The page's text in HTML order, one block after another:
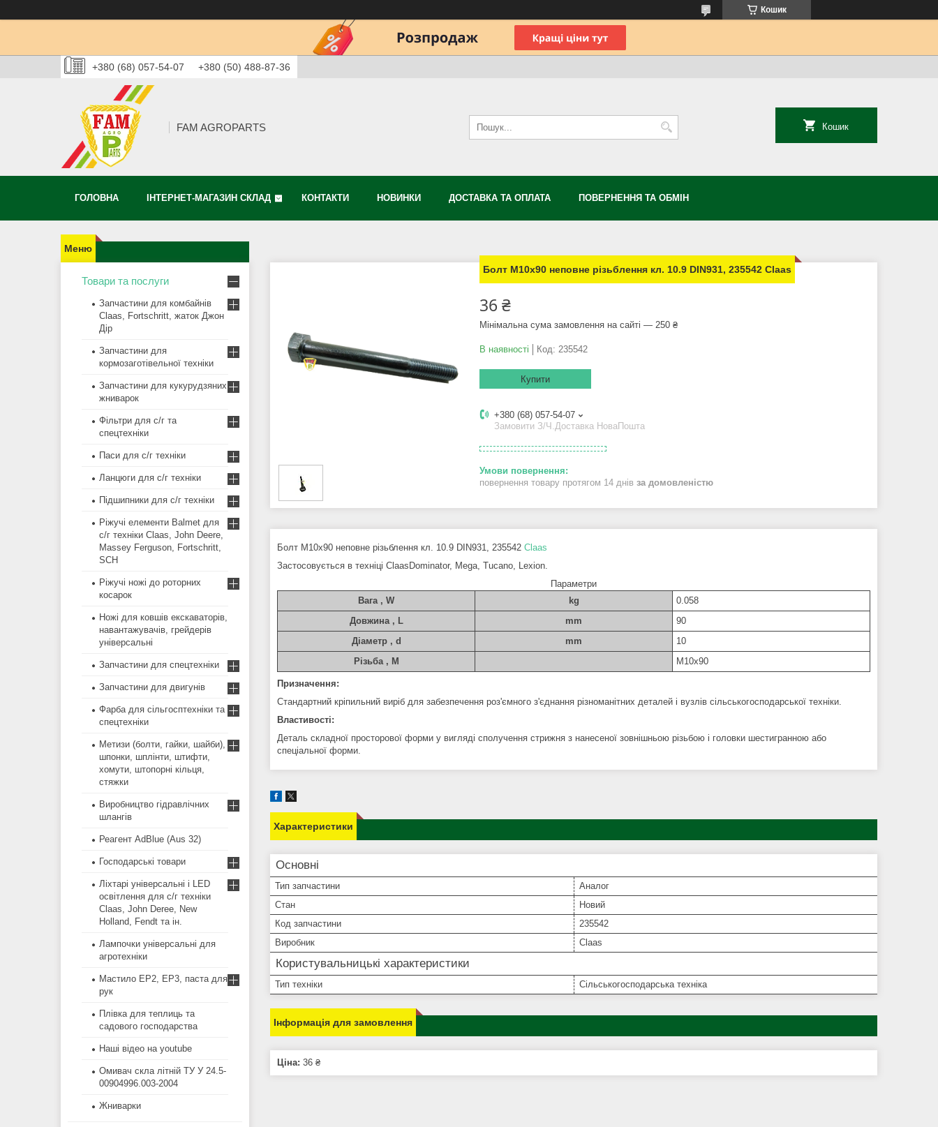
Кошик
+380 (68) 057-54-07 +380 (50) 488-87-36
FAM AGROPARTS Кошик
ГОЛОВНА ІНТЕРНЕТ-МАГАЗИН СКЛАД КОНТАКТИ НОВИНКИ ДОСТАВКА ТА ОПЛАТА ПОВЕРНЕННЯ ТА ОБМІН
Болт М10х90 неповне різьблення кл. 10.9 DIN931, 235542 Claas
36 ₴
Мінімальна сума замовлення на сайті — 250 ₴
В наявності Код: 235542
Купити
+380 (68) 057-54-07
Замовити З/Ч.Доставка НоваПошта
повернення товару протягом 14 днів за домовленістю
Болт М10х90 неповне різьблення кл. 10.9 DIN931, 235542 Claas
Застосовується в техніці ClaasDominator, Mega, Tucano, Lexion.
Параметри
Вага , W
kg
0.058
Довжина , L
mm
90
Діаметр , d
mm
10
Різьба , M
M10x90
Призначення:
Стандартний кріпильний виріб для забезпечення роз'ємного з'єднання різноманітних деталей і вузлів сільськогосподарської техніки.
Властивості:
Деталь складної просторової форми у вигляді сполучення стрижня з нанесеної зовнішньою різьбою і головки шестигранною або
спеціальної форми.
Характеристики
Основні
Тип запчастини
Аналог
Стан
Новий
Код запчастини
235542
Виробник
Claas
Користувальницькі характеристики
Тип техніки Сільськогосподарська техніка
Інформація для замовлення
Ціна: 36 ₴
Товари та послуги
Запчастини для комбайнів
Claas, Fortschritt, жаток Джон
Дір
Запчастини для
кормозаготівельної техніки
Запчастини для кукурудзяних
жниварок
Фільтри для с/г та
спецтехніки
Паси для с/г техніки
Ланцюги для с/г техніки
Підшипники для с/г техніки
Ріжучі елементи Balmet для
с/г техніки Claas, John Deere,
Massey Ferguson, Fortschritt,
SCH
Ріжучі ножі до роторних
косарок
Ножі для ковшів екскаваторів,
навантажувачів, грейдерів
універсальні
Запчастини для спецтехніки
Запчастини для двигунів
Фарба для сільгосптехніки та
спецтехніки
Метизи (болти, гайки, шайби),
шпонки, шплінти, штифти,
хомути, штопорні кільця,
стяжки
Виробництво гідравлічних
шлангів
Реагент AdBlue (Aus 32)
Господарські товари
Ліхтарі універсальні і LED
освітлення для с/г техніки
Claas, John Deree, New
Holland, Fendt та ін.
Лампочки універсальні для
агротехніки
Мастило EP2, EP3, паста для
рук
Плівка для теплиць та
садового господарства
Наші відео на youtube
Омивач скла літній ТУ У 24.5-
00904996.003-2004
Жниварки